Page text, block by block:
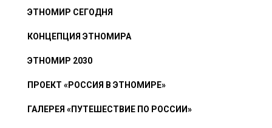
ЭТНОМИР СЕГОДНЯ
КОНЦЕПЦИЯ ЭТНОМИРА
ЭТНОМИР 2030
ПРОЕКТ «РОССИЯ В ЭТНОМИРЕ»
ГАЛЕРЕЯ «ПУТЕШЕСТВИЕ ПО РОССИИ»